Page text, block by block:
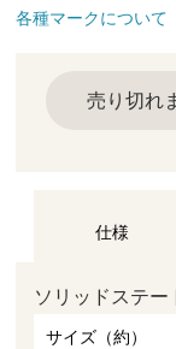
各種マークについて
売り切れ
仕様
ソリッドステー
サイズ（約）